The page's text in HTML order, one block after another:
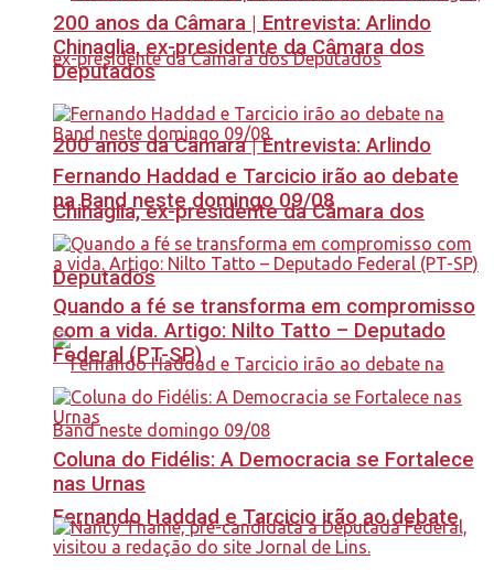
200 anos da Câmara | Entrevista: Arlindo
Chinaglia, ex-presidente da Câmara dos
Deputados
Fernando Haddad e Tarcicio irão ao debate
200 anos da Câmara | Entrevista: Arlindo
Chinaglia, ex-presidente da Câmara dos
Deputados
Fernando Haddad e Tarcicio irão ao debate
na Band neste domingo 09/08
Quando a fé se transforma em compromisso
com a vida. Artigo: Nilto Tatto – Deputado
Federal (PT-SP)
Coluna do Fidélis: A Democracia se Fortalece
nas Urnas